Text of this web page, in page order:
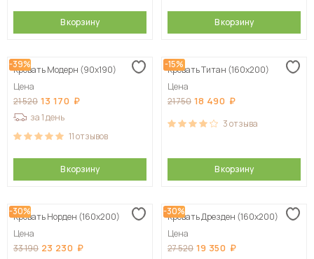
В корзину В корзину
-39%
Кровать Модерн (90х190)
Цена
21 520 13 170
за 1 день
11отзывов
В корзину
-15%
Кровать Титан (160х200)
Цена
21 750 18 490
3отзыва
В корзину
-30%
Кровать Норден (160х200)
Цена
33 190 23 230
-30%
Кровать Дрезден (160х200)
Цена
27 520 19 350